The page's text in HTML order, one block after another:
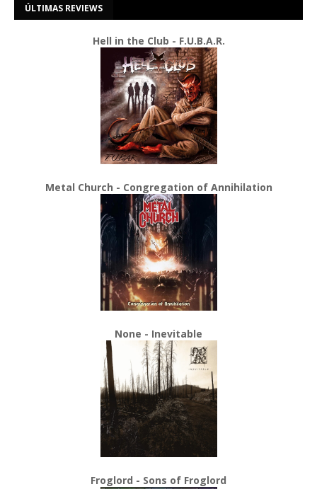
ÚLTIMAS REVIEWS
Hell in the Club - F.U.B.A.R.
Metal Church - Congregation of Annihilation
None - Inevitable
Froglord - Sons of Froglord